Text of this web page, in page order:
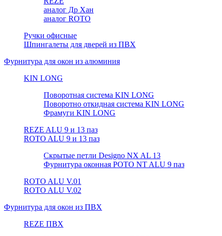
аналог Др Хан
аналог ROTO
Ручки офисные
Шпингалеты для дверей из ПВХ
Фурнитура для окон из алюминия
KIN LONG
Поворотная система KIN LONG
Поворотно откидная система KIN LONG
Фрамуги KIN LONG
REZE ALU 9 и 13 паз
ROTO ALU 9 и 13 паз
Скрытые петли Designo NX AL 13
Фурнитура оконная РОТО NT ALU 9 паз
ROTO ALU V.01
ROTO ALU V.02
Фурнитура для окон из ПВХ
REZE ПВХ